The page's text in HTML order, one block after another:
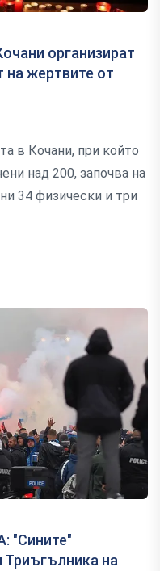
организират
на жертвите от
в Кочани, при който
над 200, започва на
34 физически и три
"Сините"
Триъгълника на